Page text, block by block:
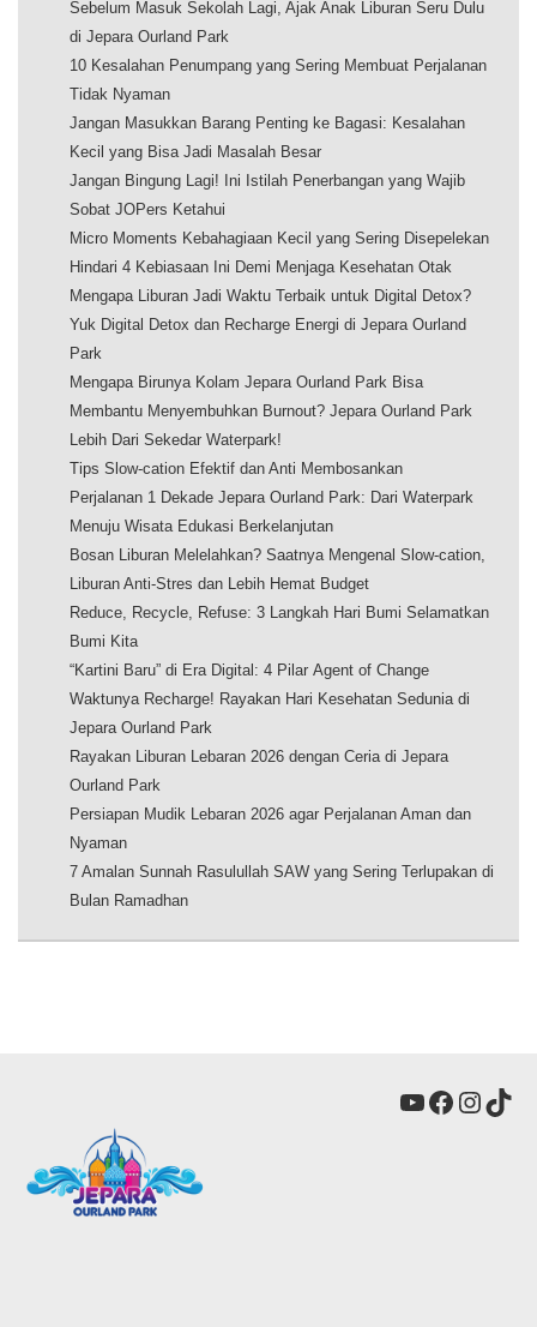
Sebelum Masuk Sekolah Lagi, Ajak Anak Liburan Seru Dulu
di Jepara Ourland Park
10 Kesalahan Penumpang yang Sering Membuat Perjalanan
Tidak Nyaman
Jangan Masukkan Barang Penting ke Bagasi: Kesalahan
Kecil yang Bisa Jadi Masalah Besar
Jangan Bingung Lagi! Ini Istilah Penerbangan yang Wajib
Sobat JOPers Ketahui
Micro Moments Kebahagiaan Kecil yang Sering Disepelekan
Hindari 4 Kebiasaan Ini Demi Menjaga Kesehatan Otak
Mengapa Liburan Jadi Waktu Terbaik untuk Digital Detox?
Yuk Digital Detox dan Recharge Energi di Jepara Ourland
Park
Mengapa Birunya Kolam Jepara Ourland Park Bisa
Membantu Menyembuhkan Burnout? Jepara Ourland Park
Lebih Dari Sekedar Waterpark!
Tips Slow-cation Efektif dan Anti Membosankan
Perjalanan 1 Dekade Jepara Ourland Park: Dari Waterpark
Menuju Wisata Edukasi Berkelanjutan
Bosan Liburan Melelahkan? Saatnya Mengenal Slow-cation,
Liburan Anti-Stres dan Lebih Hemat Budget
Reduce, Recycle, Refuse: 3 Langkah Hari Bumi Selamatkan
Bumi Kita
“Kartini Baru” di Era Digital: 4 Pilar Agent of Change
Waktunya Recharge! Rayakan Hari Kesehatan Sedunia di
Jepara Ourland Park
Rayakan Liburan Lebaran 2026 dengan Ceria di Jepara
Ourland Park
Persiapan Mudik Lebaran 2026 agar Perjalanan Aman dan
Nyaman
7 Amalan Sunnah Rasulullah SAW yang Sering Terlupakan di
Bulan Ramadhan
YouTube